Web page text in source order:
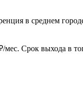
в среднем
мес. Срок выхода в